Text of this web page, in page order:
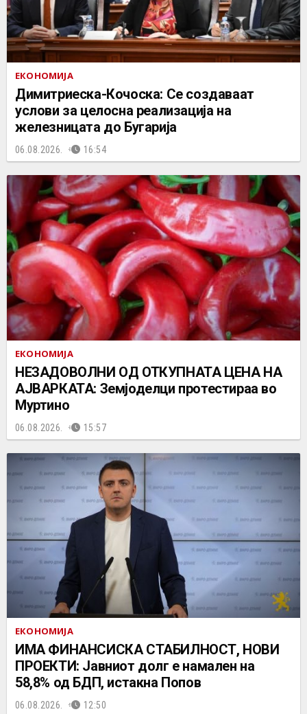
ЕКОНОМИЈА
Димитриеска-Кочоска: Се создаваат
услови за целосна реализација на
железницата до Бугарија
06.08.2026. 16:54
ЕКОНОМИЈА
НЕЗАДОВОЛНИ ОД ОТКУПНАТА ЦЕНА НА
АЈВАРКАТА: Земјоделци протестираа во
Муртино
06.08.2026. 15:57
ЕКОНОМИЈА
ИМА ФИНАНСИСКА СТАБИЛНОСТ, НОВИ
ПРОЕКТИ: Јавниот долг е намален на
58,8% од БДП, истакна Попов
06.08.2026. 12:50